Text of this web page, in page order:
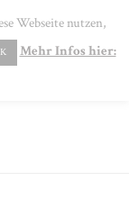
Webseite nutzen,
Mehr Infos hier: